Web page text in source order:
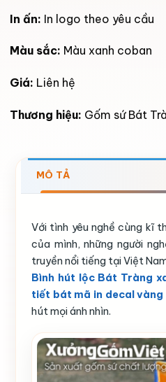
In ấn: In logo theo yêu cầu
Màu sắc: Màu xanh coban
Giá: Liên hệ
Thương hiệu: Gốm sứ Bát
MÔ TẢ
Với tình yêu nghề cùng kĩ
của mình, những người
truyền nổi tiếng tại Việt
Bình hút lộc Bát Tràng
tiết bát mã in decal vàng
hút mọi ánh nhìn.